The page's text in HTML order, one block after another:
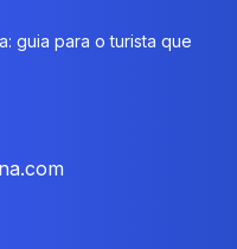
guia para o turista que